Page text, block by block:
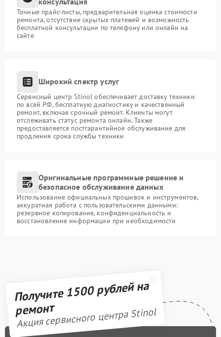
Точные прайс-листы, предварительная оценка стоимости
ремонта, отсутствие скрытых платежей и возможность
бесплатной консультации по телефону или онлайн на
сайте
Широкий спектр услуг
Сервисный центр Stinol обеспечивает доставку техники
по всей РФ, бесплатную диагностику и качественный
ремонт, включая срочный ремонт. Клиенты могут
отслеживать статус ремонта онлайн. Также
предоставляется постгарантийное обслуживание для
продления срока службы техники
Оригинальные программные решение и
безопасное обслуживание данных
Использование официальных прошивок и инструментов,
аккуратная работа с пользовательскими данными:
резервное копирование, конфиденциальность и
восстановление информации при необходимости
Получите 1500 рублей на
ремонт
Акция сервисного центра Stinol